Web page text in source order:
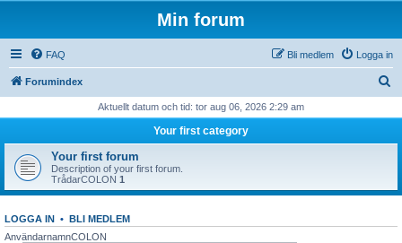
Min forum
FAQ Logga in
Bli medlem
Forumindex
Aktuellt datum och tid: tor aug 06, 2026 2:29 am
Your first category
Your first forum
Description of your first forum.
TrådarCOLON 1
LOGGA IN • BLI MEDLEM
AnvändarnamnCOLON